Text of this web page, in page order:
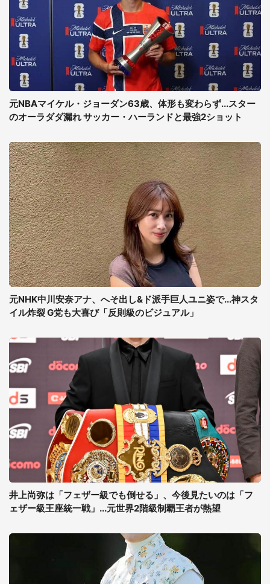
元NBAマイケル・ジョーダン63歳、体形も変わらず...スター
のオーラダダ漏れ サッカー・ハーランドと最強2ショット
元NHK中川安奈アナ、へそ出し&ド派手巨人ユニ姿で...神スタ
イル炸裂 G党も大喜び「反則級のビジュアル」
井上尚弥は「フェザー級でも倒せる」、今後見たいのは「フ
ェザー級王座統一戦」...元世界2階級制覇王者が熱望